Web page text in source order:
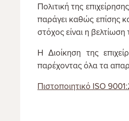
Πολιτική της
παράγει καθώς επίσης
στόχος είναι η
Η Διοίκηση της
παρέχοντας όλα τα
Πιστοποιητικό ISO